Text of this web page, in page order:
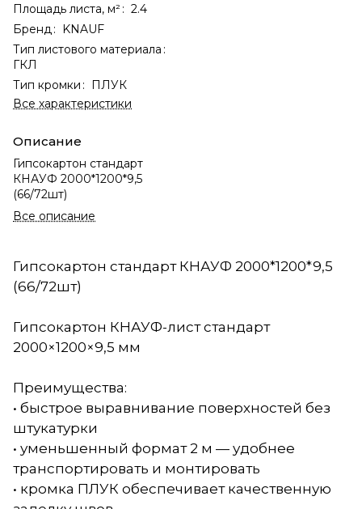
Площадь листа, м²: 2.4
Бренд : KNAUF
Тип листового материала :
ГКЛ
Тип кромки : ПЛУК
Все характеристики
Описание
Гипсокартон стандарт
КНАУФ 2000*1200*9,5
(66/72шт)
Все описание
Гипсокартон стандарт КНАУФ 2000*1200*9,5
(66/72шт)
Гипсокартон КНАУФ-лист стандарт
2000×1200×9,5 мм
Преимущества:
• быстрое выравнивание поверхностей без
штукатурки
• уменьшенный формат 2 м — удобнее
транспортировать и монтировать
• кромка ПЛУК обеспечивает качественную